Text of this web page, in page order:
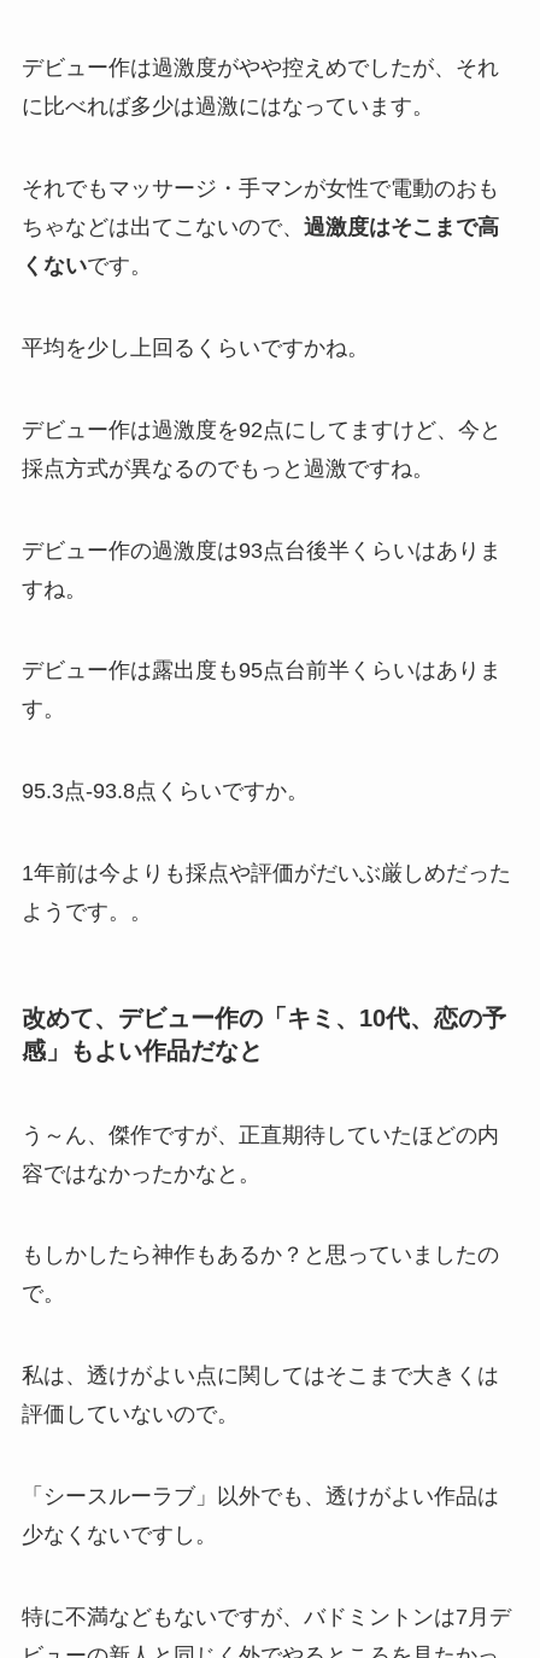
デビュー作は過激度がやや控えめでしたが、それ
に比べれば多少は過激にはなっています。
それでもマッサージ・手マンが女性で電動のおも
ちゃなどは出てこないので、 過激度はそこまで高
くないです。
平均を少し上回るくらいですかね。
デビュー作は過激度を92点にしてますけど、今と
採点方式が異なるのでもっと過激ですね。
デビュー作の過激度は93点台後半くらいはありま
すね。
デビュー作は露出度も95点台前半くらいはありま
す。
95.3点-93.8点くらいですか。
1年前は今よりも採点や評価がだいぶ厳しめだった
ようです。。
改めて、デビュー作の「キミ、10代、恋の予
感」もよい作品だなと
う～ん、傑作ですが、正直期待していたほどの内
容ではなかったかなと。
もしかしたら神作もあるか？と思っていましたの
で。
私は、透けがよい点に関してはそこまで大きくは
評価していないので。
「シースルーラブ」以外でも、透けがよい作品は
少なくないですし。
特に不満などもないですが、バドミントンは7月デ